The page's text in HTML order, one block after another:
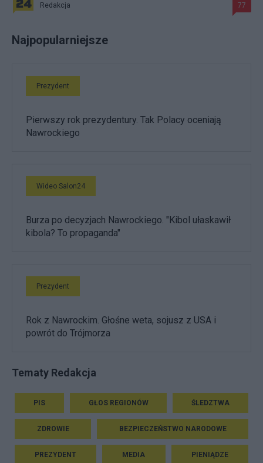
Redakcja 77
Najpopularniejsze
Prezydent
Pierwszy rok prezydentury. Tak Polacy oceniają
Nawrockiego
Wideo Salon24
Burza po decyzjach Nawrockiego. "Kibol ułaskawił
kibola? To propaganda"
Prezydent
Rok z Nawrockim. Głośne weta, sojusz z USA i
powrót do Trójmorza
Tematy Redakcja
PIS GŁOS REGIONÓW ŚLEDZTWA
ZDROWIE BEZPIECZEŃSTWO NARODOWE
PREZYDENT MEDIA PIENIĄDZE